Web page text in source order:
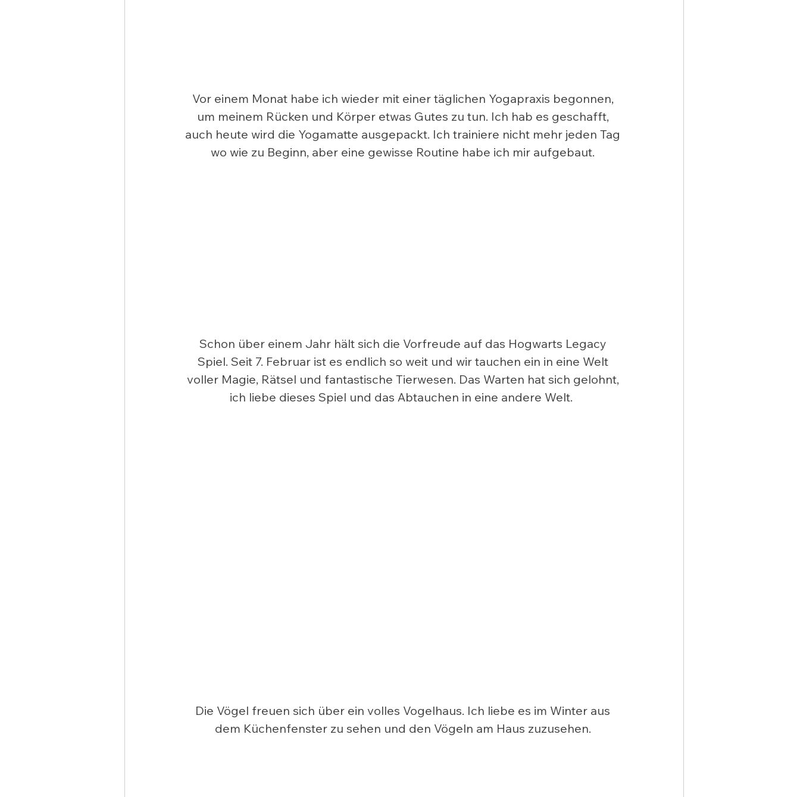
Vor einem Monat habe ich wieder mit einer täglichen Yogapraxis begonnen,
um meinem Rücken und Körper etwas Gutes zu tun. Ich hab es geschafft,
auch heute wird die Yogamatte ausgepackt. Ich trainiere nicht mehr jeden Tag
wo wie zu Beginn, aber eine gewisse Routine habe ich mir aufgebaut.
Schon über einem Jahr hält sich die Vorfreude auf das Hogwarts Legacy
Spiel. Seit 7. Februar ist es endlich so weit und wir tauchen ein in eine Welt
voller Magie, Rätsel und fantastische Tierwesen. Das Warten hat sich gelohnt,
ich liebe dieses Spiel und das Abtauchen in eine andere Welt.
Die Vögel freuen sich über ein volles Vogelhaus. Ich liebe es im Winter aus
dem Küchenfenster zu sehen und den Vögeln am Haus zuzusehen.